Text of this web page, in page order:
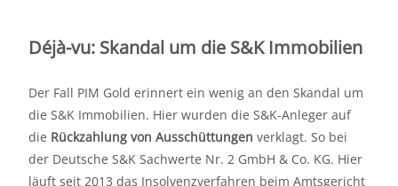
Déjà-vu: Skandal um die S&K Immobilien
Der Fall PIM Gold erinnert ein wenig an den Skandal um
die S&K Immobilien. Hier wurden die S&K-Anleger auf
die Rückzahlung von Ausschüttungen verklagt. So bei
der Deutsche S&K Sachwerte Nr. 2 GmbH & Co. KG. Hier
läuft seit 2013 das Insolvenzverfahren beim Amtsgericht